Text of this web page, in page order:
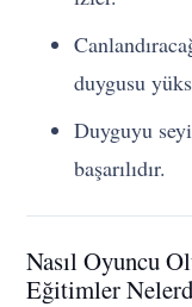
duygusu
Duyguyu
başarılıdır.
Nasıl Oyuncu
Eğitimler